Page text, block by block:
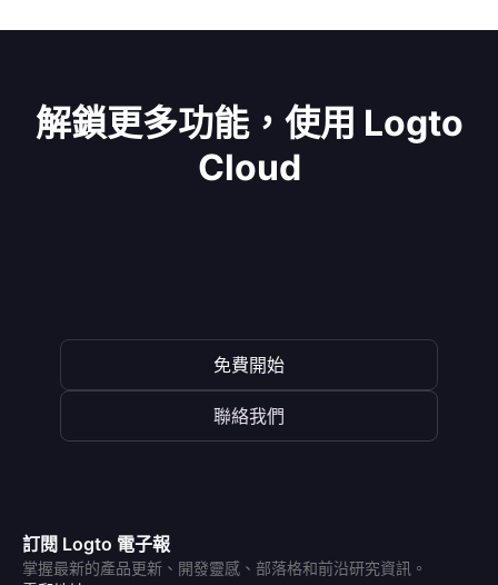
解鎖更多功能，使用 Logto
Cloud
免費開始
聯絡我們
訂閱 Logto 電子報
掌握最新的產品更新、開發靈感、部落格和前沿研究資訊。